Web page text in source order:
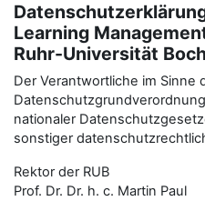
Learning
Ruhr-Universität
Der Verantwortliche im Sinne
nationaler
sonstiger
Rektor der RUB
Prof. Dr. Dr. h. c. Martin Paul